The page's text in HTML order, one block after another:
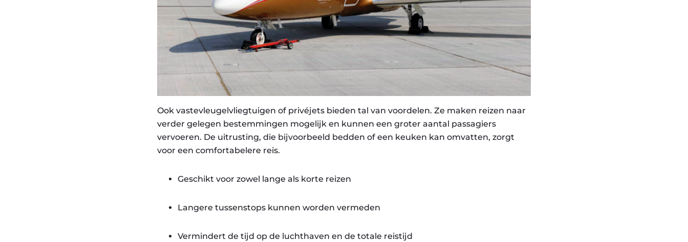
Ook vastevleugelvliegtuigen of privéjets bieden tal van voordelen. Ze maken reizen naar
verder gelegen bestemmingen mogelijk en kunnen een groter aantal passagiers
vervoeren. De uitrusting, die bijvoorbeeld bedden of een keuken kan omvatten, zorgt
voor een comfortabelere reis.
Geschikt voor zowel lange als korte reizen
Langere tussenstops kunnen worden vermeden
Vermindert de tijd op de luchthaven en de totale reistijd